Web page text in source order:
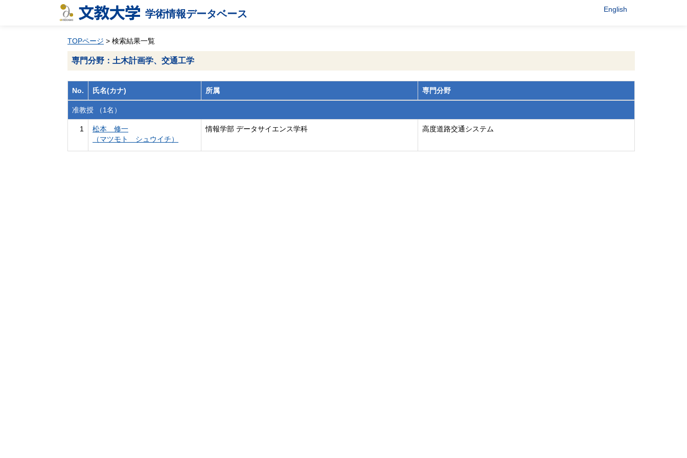
学術情報データベース English
TOPページ > 検索結果一覧
専門分野：土木計画学、交通工学
No. 氏名(カナ) 所属 専門分野
准教授 （1名）
1
松本 修一
（マツモト シュウイチ）
情報学部 データサイエンス学科 高度道路交通システム